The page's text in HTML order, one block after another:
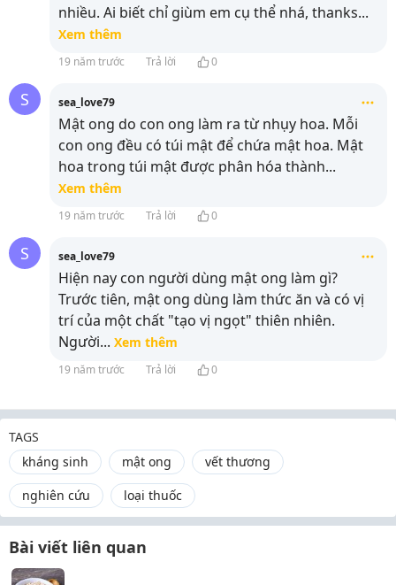
nhiều. Ai biết chỉ giùm em cụ thể nhá, thanks...
Xem thêm
19 năm trước Trả lời 0
S sea_love79
Mật o­ng do con o­ng làm ra từ nhụy hoa. Mỗi
con o­ng đều có túi mật để chứa mật hoa. Mật
hoa trong túi mật được phân hóa thành...
Xem thêm
19 năm trước Trả lời 0
S sea_love79
Hiện nay con người dùng mật ong làm gì?
Trước tiên, mật ong dùng làm thức ăn và có vị
trí của một chất "tạo vị ngọt" thiên nhiên.
Người... Xem thêm
19 năm trước Trả lời 0
TAGS
kháng sinh
mật ong
vết thương
nghiên cứu
loại thuốc
Bài viết liên quan